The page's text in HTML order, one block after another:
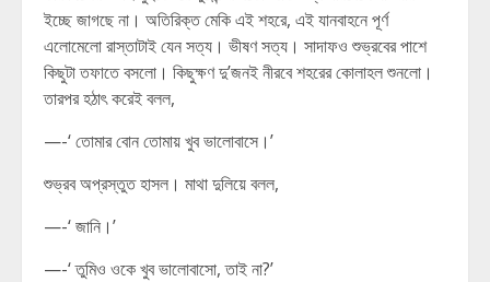
ইচ্ছে জাগছে না। অতিরিক্ত মেকি এই শহরে, এই যানবাহনে পূর্ণ
এলোমেলো রাস্তাটাই যেন সত্য। ভীষণ সত্য। সাদাফও শুভ্রবের পাশে
কিছুটা তফাতে বসলো। কিছুক্ষণ দু’জনই নীরবে শহরের কোলাহল শুনলো।
তারপর হঠাৎ করেই বলল,
—-‘ তোমার বোন তোমায় খুব ভালোবাসে।’
শুভ্রব অপ্রস্তুত হাসল। মাথা দুলিয়ে বলল,
—-‘ জানি।’
—-‘ তুমিও ওকে খুব ভালোবাসো, তাই না?’